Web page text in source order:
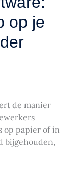
op je
de manier
op papier of in
bijgehouden,